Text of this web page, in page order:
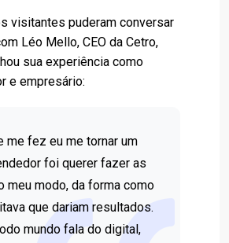
visitantes puderam conversar
Léo Mello, CEO da Cetro,
sua experiência como
e empresário:
me fez eu me tornar um
foi querer fazer as
meu modo, da forma como
que dariam resultados.
mundo fala do digital,